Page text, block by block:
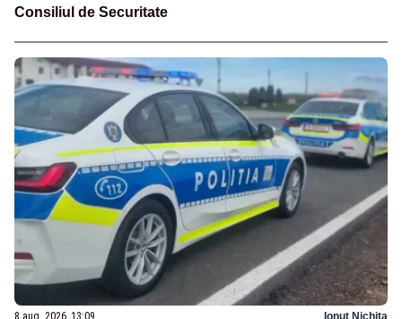
Consiliul de Securitate
8 aug. 2026, 13:09 Ionuț Nichita